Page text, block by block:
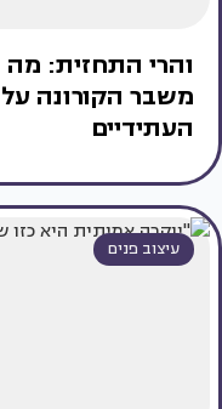
והרי התחזית:
משבר הקורונה
העתידיים
עיצוב פנים